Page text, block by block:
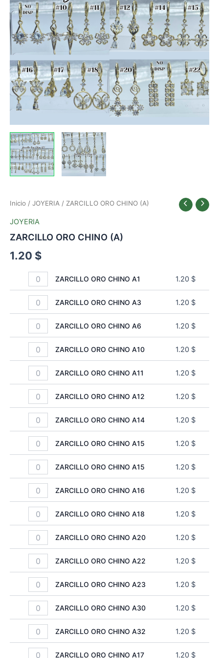
Inicio / JOYERIA / ZARCILLO ORO CHINO (A)
JOYERIA
ZARCILLO ORO CHINO (A)
1.20 $
ZARCILLO ORO CHINO A1 1.20 $
ZARCILLO ORO CHINO A3 1.20 $
ZARCILLO ORO CHINO A6 1.20 $
ZARCILLO ORO CHINO A10 1.20 $
ZARCILLO ORO CHINO A11 1.20 $
ZARCILLO ORO CHINO A12 1.20 $
ZARCILLO ORO CHINO A14 1.20 $
ZARCILLO ORO CHINO A15 1.20 $
ZARCILLO ORO CHINO A15 1.20 $
ZARCILLO ORO CHINO A16 1.20 $
ZARCILLO ORO CHINO A18 1.20 $
ZARCILLO ORO CHINO A20 1.20 $
ZARCILLO ORO CHINO A22 1.20 $
ZARCILLO ORO CHINO A23 1.20 $
ZARCILLO ORO CHINO A30 1.20 $
ZARCILLO ORO CHINO A32 1.20 $
ZARCILLO ORO CHINO A17 1.20 $